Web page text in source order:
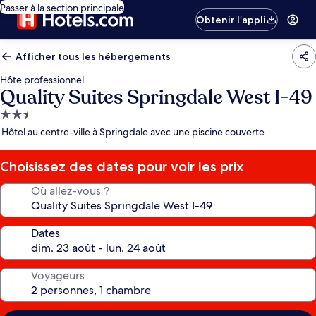
Passer à la section principale
Obtenir l’appli
Afficher tous les hébergements
Hôte professionnel
Quality Suites Springdale West I-49
Hébergement
2.5 étoiles
Hôtel au centre-ville à Springdale avec une piscine couverte
Choisissez des dates pour voir les prix
Où allez-vous ?
Dates
Voyageurs